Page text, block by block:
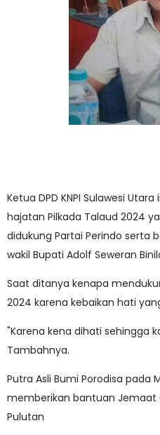
Ketua DPD KNPI Sulawesi
hajatan Pilkada Talaud 2024
didukung Partai Perindo serta
wakil Bupati Adolf Seweran
Saat ditanya kenapa
2024 karena kebaikan hati
"Karena kena dihati sehingga
Tambahnya.
Putra Asli Bumi Porodisa
memberikan bantuan Jemaat
Pulutan